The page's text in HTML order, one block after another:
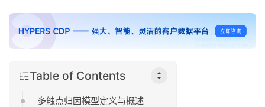
Table of Contents
多触点归因模型定义与概述